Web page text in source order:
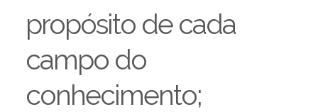
propósito de cada
campo do
conhecimento;